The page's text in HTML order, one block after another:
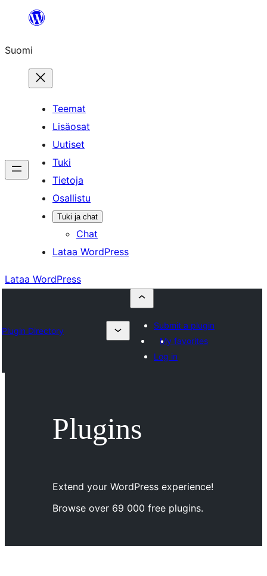
Suomi
Teemat
Lisäosat
Uutiset
Tuki
Tietoja
Osallistu
Tuki ja chat
Chat
Lataa WordPress
Lataa WordPress
Plugin Directory
Submit a plugin
My favorites
Log in
Plugins
Extend your WordPress experience!
Browse over 69 000 free plugins.